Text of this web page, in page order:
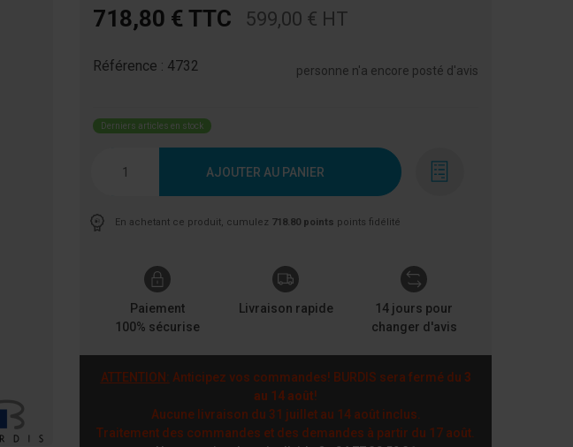
718,80 € TTC 599,00 € HT
Référence : 4732 personne n'a encore posté d'avis
Derniers articles en stock
AJOUTER AU PANIER
En achetant ce produit, cumulez 718.80 points points fidélité
Paiement
100% sécurise
Livraison rapide
14 jours pour
changer d'avis
ATTENTION: Anticipez vos commandes! BURDIS sera fermé du 3
au 14 août!
Aucune livraison du 31 juillet au 14 août inclus.
Traitement des commandes et des demandes à partir du 17 août.